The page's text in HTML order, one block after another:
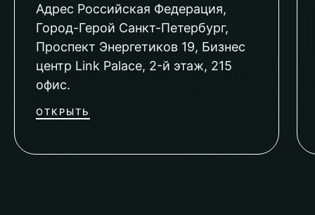
Адрес Российская Федерация,
Город-Герой Санкт-Петербург,
Проспект Энергетиков 19, Бизнес
центр Link Palace, 2-й этаж, 215
офис.
ОТКРЫТЬ